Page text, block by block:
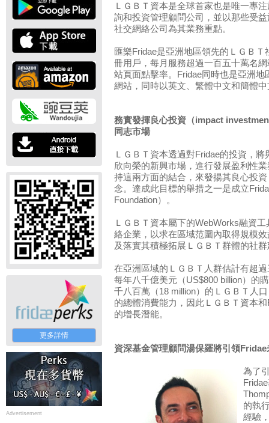
更多詳情
Advertisement
ＬＧＢＴ資本是全球首家也是唯一專
詢和投資管理顧問公司，並以那些受
社交網絡公司為其業務重點。
匯樂Fridae是亞洲地區領先的ＬＧＢ
冊用戶，每月服務超過一百五十萬名
站頁面點擊率。Fridae同時也是亞洲
網站，同時以英文、繁體中文和簡體
務實發揮良心投資（impact
同志市場
ＬＧＢＴ資本透過對Fridae的投資，
欣向榮的新興市場，進行發展盈利性
持這兩方面的結合，來發揚其良心投
念。達成此目標的舉措之一是成立
Foundation）。
ＬＧＢＴ資本屬下的WebWorks融資
絡企業，以求在區域范圍內取得規模
及落實其積極拓展ＬＧＢＴ群體的社
在亞洲區域的ＬＧＢＴ人群估計有超
每年八千億美元（US$800 billion）的
千八百萬（18 million）的ＬＧＢＴ人
的總體消費能力，因此ＬＧＢＴ資本
的增長潛能。
資深基金管理顧問湯保羅將引領Fridae
為了
的執
經驗